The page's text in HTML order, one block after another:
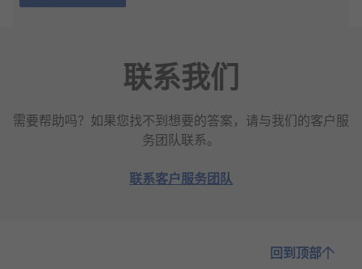
联系我们
需要帮助吗？如果您找不到想要的答案，请与我们的客户服
务团队联系。
联系客户服务团队
回到顶部